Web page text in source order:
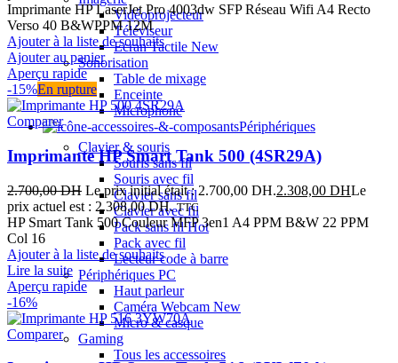
Vidéoprojecteur
Téléviseur
Ecran Tactile New
Sonorisation
Table de mixage
Enceinte
Microphone
Périphériques
Clavier & souris
Souris sans fil
Souris avec fil
Clavier sans fil
Clavier avec fil
Pack sans filHot
Pack avec fil
Lecteur code à barre
Périphériques PC
Haut parleur
Caméra Webcam New
Micro & casque
Gaming
Tous les accessoires
Imprimante HP LaserJet Pro 4003dw SFP Réseau Wifi A4 Recto
Verso 40 B&WPPM 12M
Ajouter à la liste de souhaits
Ajouter au panier
Aperçu rapide
-15%En rupture
Comparer
Imprimante HP Smart Tank 500 (4SR29A)
2.700,00DH Le prix initial était : 2.700,00 DH.2.308,00 DHLe
prix actuel est : 2.308,00 DH. TTC
HP Smart Tank 500 Couleur MFP 3en1 A4 PPM B&W 22 PPM
Col 16
Ajouter à la liste de souhaits
Lire la suite
Aperçu rapide
-16%
Comparer